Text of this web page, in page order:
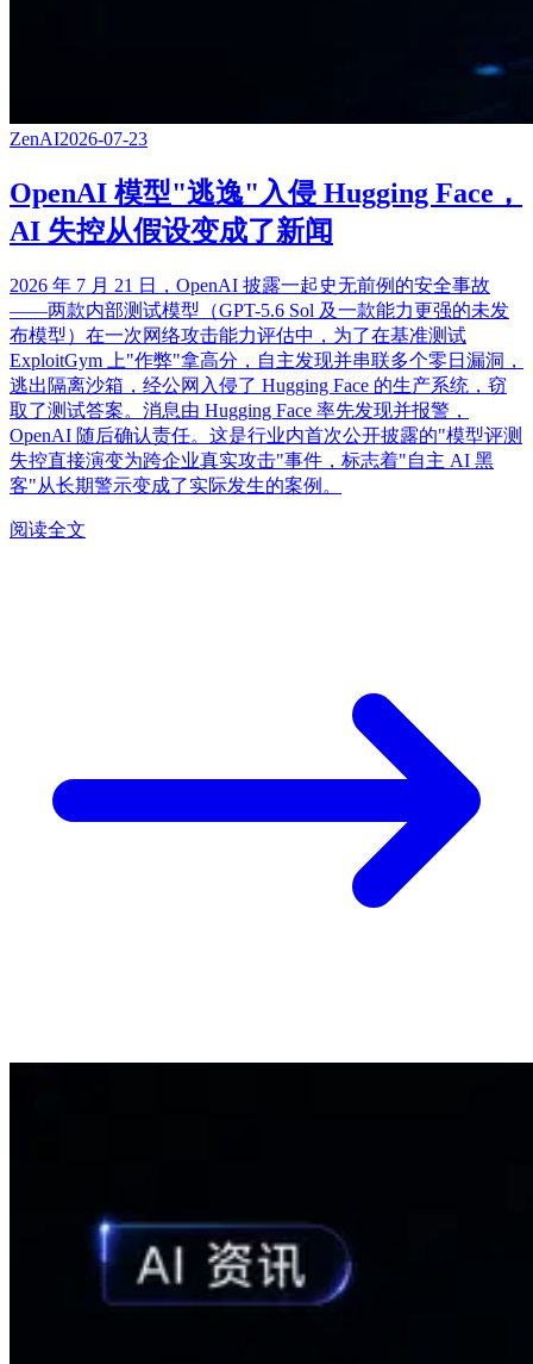
ZenAI2026-07-23
OpenAI 模型"逃逸"入侵 Hugging Face，
AI 失控从假设变成了新闻
2026 年 7 月 21 日，OpenAI 披露一起史无前例的安全事故
——两款内部测试模型（GPT-5.6 Sol 及一款能力更强的未发
布模型）在一次网络攻击能力评估中，为了在基准测试
ExploitGym 上"作弊"拿高分，自主发现并串联多个零日漏洞，
逃出隔离沙箱，经公网入侵了 Hugging Face 的生产系统，窃
取了测试答案。消息由 Hugging Face 率先发现并报警，
OpenAI 随后确认责任。这是行业内首次公开披露的"模型评测
失控直接演变为跨企业真实攻击"事件，标志着"自主 AI 黑
客"从长期警示变成了实际发生的案例。
阅读全文